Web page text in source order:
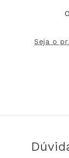
Seja o